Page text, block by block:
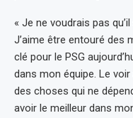
« Je ne voudrais pas
J’aime être entouré des
clé pour le PSG
dans mon équipe. Le
des choses qui ne
avoir le meilleur dans